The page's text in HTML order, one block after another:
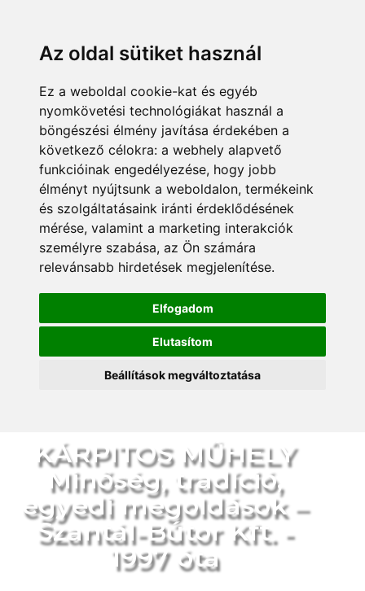
Az oldal sütiket használ
Ez a weboldal cookie-kat és egyéb
nyomkövetési technológiákat használ a
böngészési élmény javítása érdekében a
következő célokra: a webhely alapvető
funkcióinak engedélyezése, hogy jobb
élményt nyújtsunk a weboldalon, termékeink
és szolgáltatásaink iránti érdeklődésének
mérése, valamint a marketing interakciók
személyre szabása, az Ön számára
relevánsabb hirdetések megjelenítése.
Elfogadom
Elutasítom
Beállítások megváltoztatása
KÁRPITOS MŰHELY
Minőség, tradíció,
egyedi megoldások –
Szantál-Bútor Kft. -
1997 óta